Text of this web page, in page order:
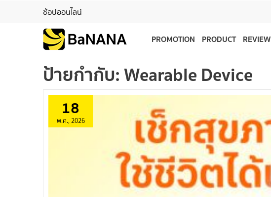
ช้อปออนไลน์
PROMOTION PRODUCT REVIEW
ป้ายกำกับ:Wearable Device
18
พ.ค., 2026